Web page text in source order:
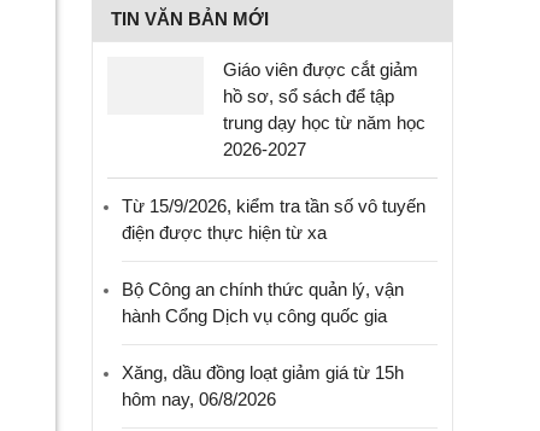
TIN VĂN BẢN MỚI
Giáo viên được cắt giảm
hồ sơ, sổ sách để tập
trung dạy học từ năm học
2026-2027
Từ 15/9/2026, kiểm tra tần số vô tuyến
điện được thực hiện từ xa
Bộ Công an chính thức quản lý, vận
hành Cổng Dịch vụ công quốc gia
Xăng, dầu đồng loạt giảm giá từ 15h
hôm nay, 06/8/2026